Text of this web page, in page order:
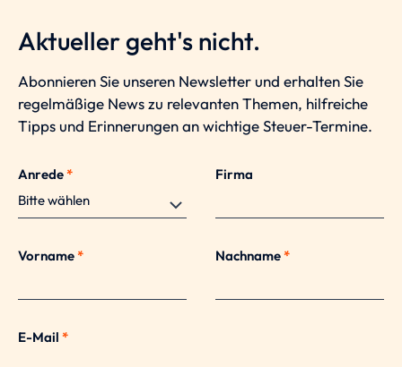
Aktueller geht's nicht.
Abonnieren Sie unseren Newsletter und erhalten Sie
regelmäßige News zu relevanten Themen, hilfreiche
Tipps und Erinnerungen an wichtige Steuer-Termine.
Anrede* Firma
Vorname* Nachname*
E-Mail *